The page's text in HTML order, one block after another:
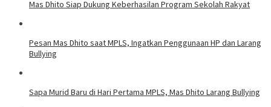
Mas Dhito Siap Dukung Keberhasilan Program Sekolah Rakyat
Pesan Mas Dhito saat MPLS, Ingatkan Penggunaan HP dan Larang
Bullying
Sapa Murid Baru di Hari Pertama MPLS, Mas Dhito Larang Bullying